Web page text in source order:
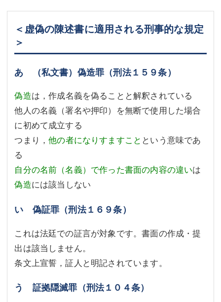
＜虚偽の陳述書に適用される刑事的な規定
＞
あ （私文書）偽造罪（刑法１５９条）
偽造は，作成名義を偽ることと解釈されている
他人の名義（署名や押印）を無断で使用した場合
に初めて成立する
つまり，他の者になりすますこと という意味であ
る
自分の名前（名義）で作った書面の内容の違いは
偽造には該当しない
い 偽証罪（刑法１６９条）
これは法廷での証言が対象です。書面の作成・提
出は該当しません。
条文上宣誓，証人と明記されています。
う 証拠隠滅罪（刑法１０４条）